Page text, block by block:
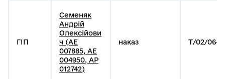
ГІП
Семеняк
Андрій
Олексійови
ч (АЕ
007885, АЕ
004950, АР
012742)
наказ Т/02/06-